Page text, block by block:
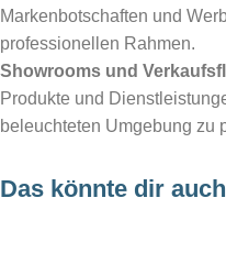
Markenbotschaften und
professionellen Rahmen.
Showrooms und
Produkte und
beleuchteten Umgebung zu
Das könnte dir